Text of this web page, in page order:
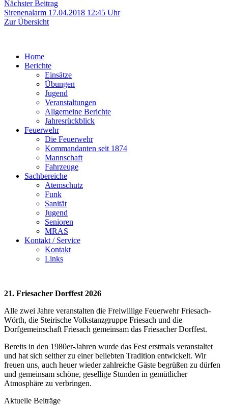
Nächster BeitragNächster
Beitrag:
Sirenenalarm 17.04.2018 12:45 Uhr
Zur Übersicht
Home
Berichte
Einsätze
Übungen
Jugend
Veranstaltungen
Allgemeine Berichte
Jahresrückblick
Feuerwehr
Die Feuerwehr
Kommandanten seit 1874
Mannschaft
Fahrzeuge
Sachbereiche
Atemschutz
Funk
Sanität
Jugend
Senioren
MRAS
Kontakt / Service
Kontakt
Links
21. Friesacher Dorffest 2026
Alle zwei Jahre veranstalten die Freiwillige Feuerwehr Friesach-
Wörth, die Steirische Volkstanzgruppe Friesach und die
Dorfgemeinschaft Friesach gemeinsam das Friesacher Dorffest.
Bereits in den 1980er-Jahren wurde das Fest erstmals veranstaltet
und hat sich seither zu einer beliebten Tradition entwickelt. Wir
freuen uns, auch heuer wieder zahlreiche Gäste begrüßen zu dürfen
und gemeinsam schöne, gesellige Stunden in gemütlicher
Atmosphäre zu verbringen.
Aktuelle Beiträge